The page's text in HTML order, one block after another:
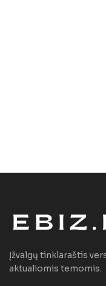
Įžvalgų tinklaraštis
aktualiomis temomis.